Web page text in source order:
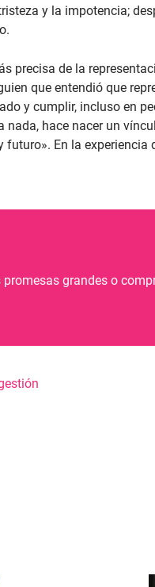
y la impotencia;
precisa de la
que entendió que
y cumplir, incluso en
nada, hace nacer un
En la experiencia
grandes o